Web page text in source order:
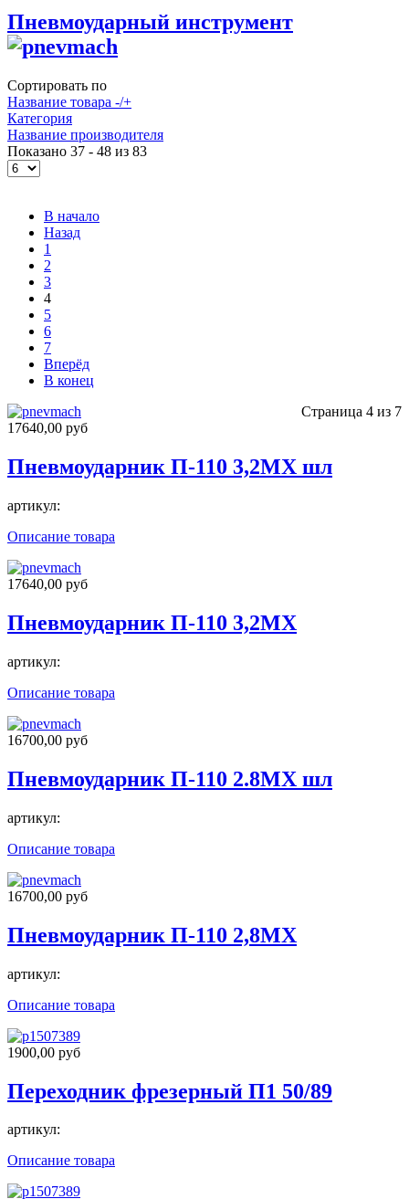
Пневмоударный инструмент
Сортировать по
Название товара -/+
Категория
Название производителя
Показано 37 - 48 из 83
В начало
Назад
1
2
3
4
5
6
7
Вперёд
В конец
Страница 4 из 7
17640,00 руб
Пневмоударник П-110 3,2МХ шл
артикул:
Описание товара
17640,00 руб
Пневмоударник П-110 3,2МХ
артикул:
Описание товара
16700,00 руб
Пневмоударник П-110 2.8МХ шл
артикул:
Описание товара
16700,00 руб
Пневмоударник П-110 2,8МХ
артикул:
Описание товара
1900,00 руб
Переходник фрезерный П1 50/89
артикул:
Описание товара